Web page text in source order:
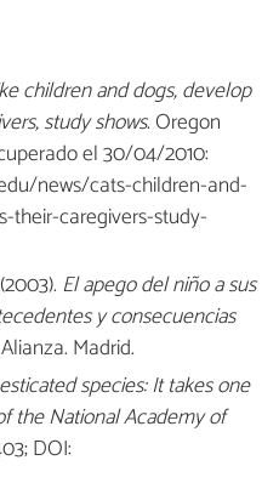
children and dogs, develop
study shows. Oregon
el 30/04/2010:
news/cats-children-and-
their-caregivers-study-
El apego del niño a sus
y consecuencias
Madrid.
species: It takes one
the National Academy of
DOI: